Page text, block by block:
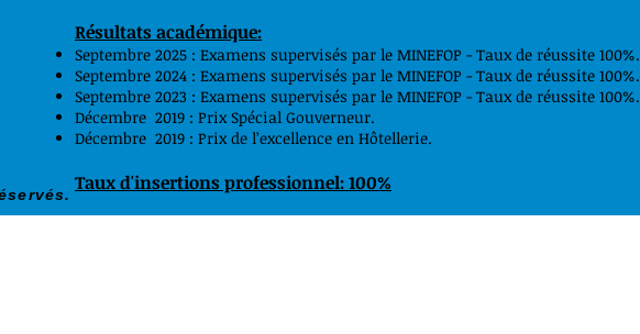
Résultats académique:
Septembre 2025 : Examens supervisés par le MINEFOP - Taux de réussite 100%.
Septembre 2024 : Examens supervisés par le MINEFOP - Taux de réussite 100%.
Septembre 2023 : Examens supervisés par le MINEFOP - Taux de réussite 100%.
Décembre 2019 : Prix Spécial Gouverneur.
Décembre 2019 : Prix de l’excellence en Hôtellerie.
Taux d'insertions professionnel: 100%